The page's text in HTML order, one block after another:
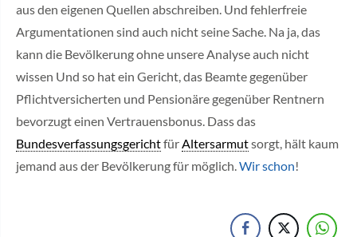
aus den eigenen Quellen abschreiben. Und fehlerfreie
Argumentationen sind auch nicht seine Sache. Na ja, das
kann die Bevölkerung ohne unsere Analyse auch nicht
wissen Und so hat ein Gericht, das Beamte gegenüber
Pflichtversicherten und Pensionäre gegenüber Rentnern
bevorzugt einen Vertrauensbonus. Dass das
Bundesverfassungsgerichtfür Altersarmutsorgt, hält kaum
jemand aus der Bevölkerung für möglich. Wir schon!